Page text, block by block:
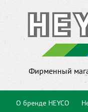
Фирменный
О бренде HEYCO